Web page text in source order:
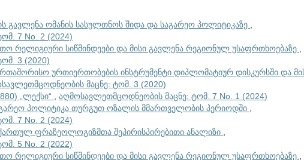
გავლენა ომანის სასულთნოს შიდა და საგარეო პოლიტიკაზე ,
7 No. 2 (2024)
რელიგიური სიწმინდეები და მისი გავლენა რეგიონულ უსაფრთხოებაზე ,
3 (2020)
ურთიერთობების ინსტრუმენტი დიპლომატიურ დისკურსში და
მაცნე: ტომ. 3 (2020)
„ლექსი“ , აღმოსავლეთმცოდნეობის მაცნე: ტომ. 7 No. 1 (2024)
პოლიტიკა თურგუთ ოზალის მმართველობის პერიოდში ,
7 No. 2 (2024)
ფრაზეოლოგიზმთა შეპირისპირებითი ანალიზი ,
5 No. 2 (2022)
რელიგიური სიწმინდეები და მისი გავლენა რეგიონულ უსაფრთხოებაზე ,